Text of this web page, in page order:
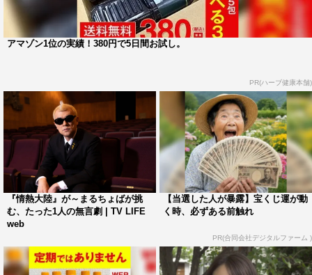
アマゾン1位の実績！380円で5日間お試し。
PR(ハーブ健康本舗)
『情熱大陸』が～まるちょばが挑
む、たった1人の無言劇 | TV LIFE
web
【当選した人が暴露】宝くじ運が動
く時、必ずある前触れ
PR(合同会社デジタルファーム )